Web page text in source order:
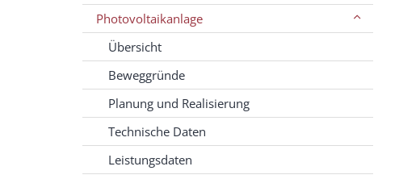
Photovoltaikanlage
Übersicht
Beweggründe
Planung und Realisierung
Technische Daten
Leistungsdaten